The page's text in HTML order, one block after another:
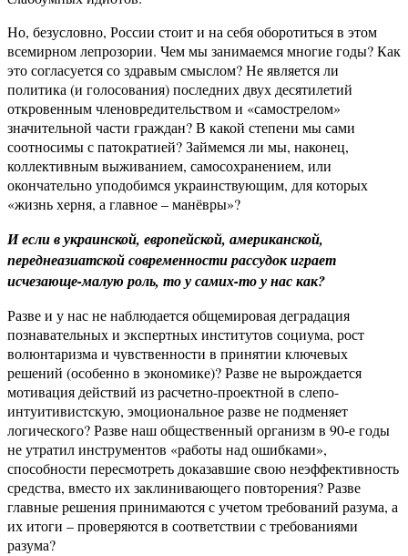
Но, безусловно, России стоит и на себя оборотиться в этом
всемирном лепрозории. Чем мы занимаемся многие годы? Как
это согласуется со здравым смыслом? Не является ли
политика (и голосования) последних двух десятилетий
откровенным членовредительством и «самострелом»
значительной части граждан? В какой степени мы сами
соотносимы с патократией? Займемся ли мы, наконец,
коллективным выживанием, самосохранением, или
окончательно уподобимся украинствующим, для которых
«жизнь херня, а главное – манёвры»?
И если в украинской, европейской, американской,
переднеазиатской современности рассудок играет
исчезающе-малую роль, то у самих-то у нас как?
Разве и у нас не наблюдается общемировая деградация
познавательных и экспертных институтов социума, рост
волюнтаризма и чувственности в принятии ключевых
решений (особенно в экономике)? Разве не вырождается
мотивация действий из расчетно-проектной в слепо-
интуитивистскую, эмоциональное разве не подменяет
логического? Разве наш общественный организм в 90-е годы
не утратил инструментов «работы над ошибками»,
способности пересмотреть доказавшие свою неэффективность
средства, вместо их заклинивающего повторения? Разве
главные решения принимаются с учетом требований разума, а
их итоги – проверяются в соответствии с требованиями
разума?